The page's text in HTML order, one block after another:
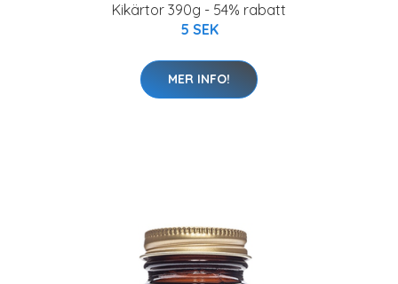
Kikärtor 390g - 54% rabatt
5 SEK
MER INFO!